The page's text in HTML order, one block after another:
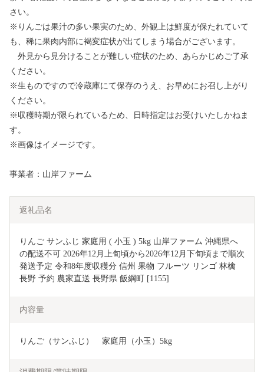
さい。
※りんごは果汁の多い果実のため、外観上は鮮度が保たれていて
も、稀に果肉内部に褐変症状が出てしまう場合がございます。
外見から見分けることが難しい症状のため、あらかじめご了承
ください。
※生ものですので冷蔵庫にて保存のうえ、お早めにお召し上がり
ください。
※収穫時期が限られているため、日時指定はお受けいたしかねま
す。
※画像はイメージです。
事業者：山岸ファーム
返礼品名
りんご サンふじ 家庭用 ( 小玉 ) 5kg 山岸ファーム 沖縄県へ
の配送不可 2026年12月上旬頃から2026年12月下旬頃まで順次
発送予定 令和8年度収穫分 信州 果物 フルーツ リンゴ 林檎
長野 予約 農家直送 長野県 飯綱町 [1155]
内容量
りんご（サンふじ）　家庭用（小玉）5kg